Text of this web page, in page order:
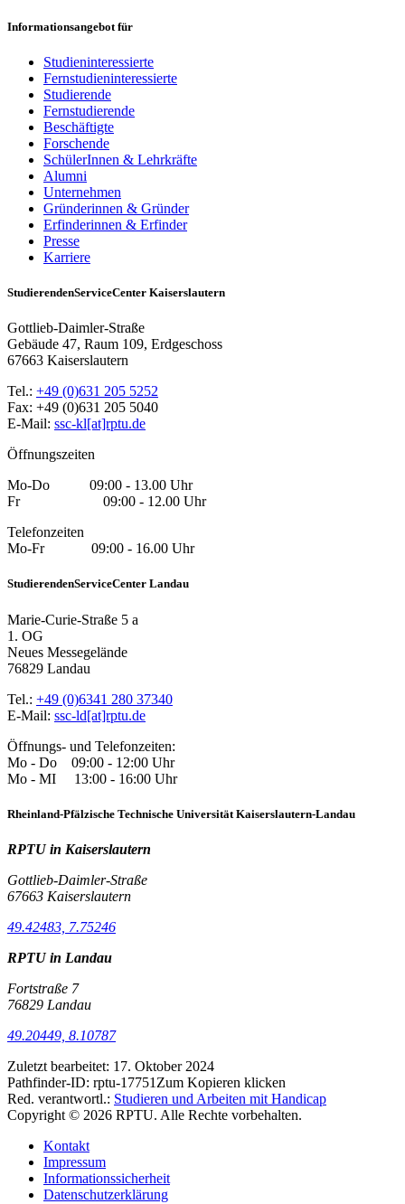
Informationsangebot für
Studieninteressierte
Fernstudieninteressierte
Studierende
Fernstudierende
Beschäftigte
Forschende
SchülerInnen & Lehrkräfte
Alumni
Unternehmen
Gründerinnen & Gründer
Erfinderinnen & Erfinder
Presse
Karriere
StudierendenServiceCenter Kaiserslautern
Gottlieb-Daimler-Straße
Gebäude 47, Raum 109, Erdgeschoss
67663 Kaiserslautern
Tel.: +49 (0)631 205 5252
Fax: +49 (0)631 205 5040
E-Mail: ssc-kl[at]rptu.de
Öffnungszeiten
Mo-Do 09:00 - 13.00 Uhr
Fr 09:00 - 12.00 Uhr
Telefonzeiten
Mo-Fr 09:00 - 16.00 Uhr
StudierendenServiceCenter Landau
Marie-Curie-Straße 5 a
1. OG
Neues Messegelände
76829 Landau
Tel.: +49 (0)6341 280 37340
E-Mail: ssc-ld[at]rptu.de
Öffnungs- und Telefonzeiten:
Mo - Do 09:00 - 12:00 Uhr
Mo - MI 13:00 - 16:00 Uhr
Rheinland-Pfälzische Technische Universität Kaiserslautern-Landau
RPTU in Kaiserslautern
Gottlieb-Daimler-Straße
67663 Kaiserslautern
49.42483, 7.75246
RPTU in Landau
Fortstraße 7
76829 Landau
49.20449, 8.10787
Zuletzt bearbeitet: 17. Oktober 2024
Pathfinder-ID: rptu-17751 Zum Kopieren klicken
Red. verantwortl.: Studieren und Arbeiten mit Handicap
Copyright © 2026 RPTU. Alle Rechte vorbehalten.
Kontakt
Impressum
Informationssicherheit
Datenschutzerklärung